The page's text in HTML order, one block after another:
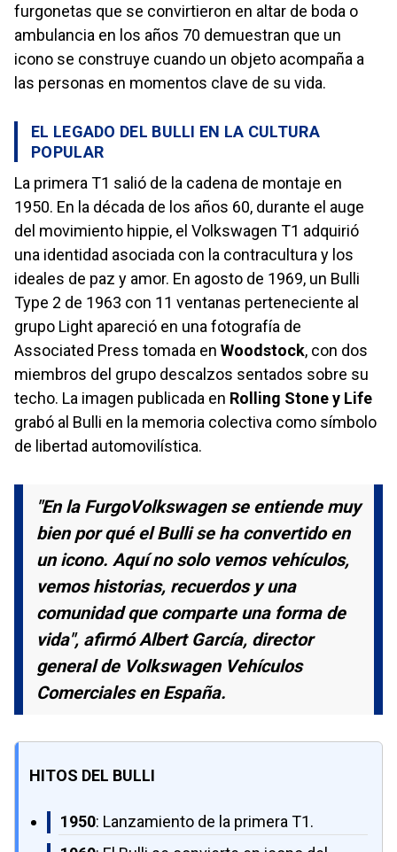
furgonetas que se convirtieron en altar de boda o
ambulancia en los años 70 demuestran que un
icono se construye cuando un objeto acompaña a
las personas en momentos clave de su vida.
EL LEGADO DEL BULLI EN LA CULTURA
POPULAR
La primera T1 salió de la cadena de montaje en
1950. En la década de los años 60, durante el auge
del movimiento hippie, el Volkswagen T1 adquirió
una identidad asociada con la contracultura y los
ideales de paz y amor. En agosto de 1969, un Bulli
Type 2 de 1963 con 11 ventanas perteneciente al
grupo Light apareció en una fotografía de
Associated Press tomada en Woodstock, con dos
miembros del grupo descalzos sentados sobre su
techo. La imagen publicada en Rolling Stone y Life
grabó al Bulli en la memoria colectiva como símbolo
de libertad automovilística.
"En la FurgoVolkswagen se entiende muy
bien por qué el Bulli se ha convertido en
un icono. Aquí no solo vemos vehículos,
vemos historias, recuerdos y una
comunidad que comparte una forma de
vida", afirmó Albert García, director
general de Volkswagen Vehículos
Comerciales en España.
HITOS DEL BULLI
1950: Lanzamiento de la primera T1.